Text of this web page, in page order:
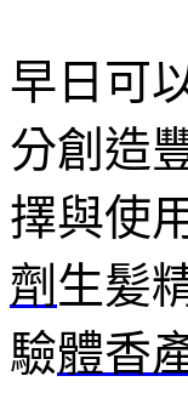
早日可
分創造
擇與使
劑 生髪
驗體香